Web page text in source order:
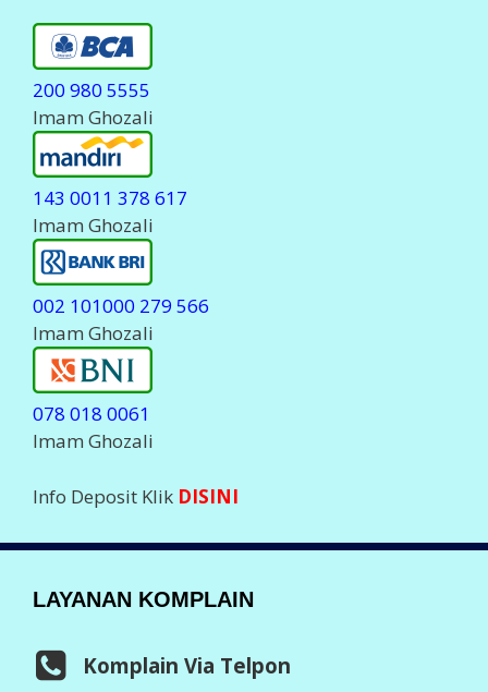
200 980 5555
Imam Ghozali
143 0011 378 617
Imam Ghozali
002 101000 279 566
Imam Ghozali
078 018 0061
Imam Ghozali
Info Deposit Klik DISINI
LAYANAN KOMPLAIN
Komplain Via Telpon